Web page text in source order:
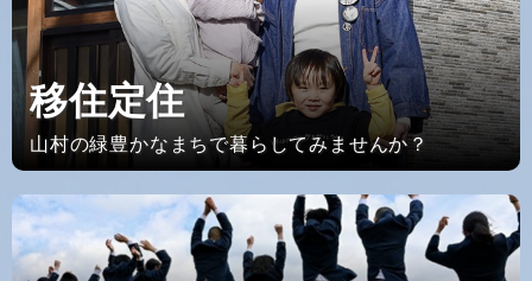
移住定住
山村の緑豊かなまちで暮らしてみませんか？